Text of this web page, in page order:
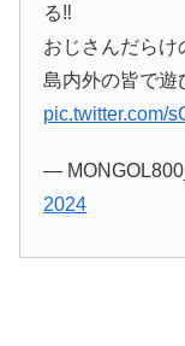
る‼️
おじさんだら
島内外の皆で遊
pic.twitter.com/
—
2024